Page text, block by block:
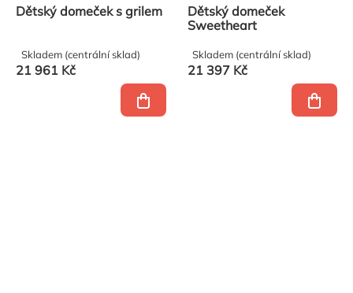
Dětský domeček s grilem
21 961 Kč
Skladem (centrální sklad)
Dětský domeček
Sweetheart
21 397 Kč
Skladem (centrální sklad)